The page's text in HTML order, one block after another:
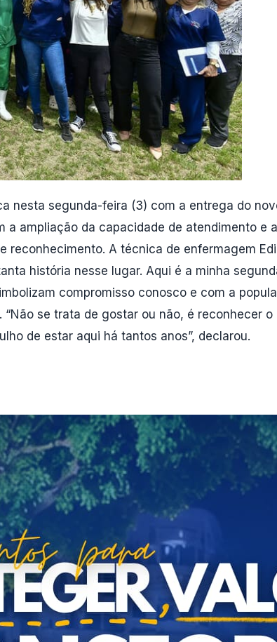
nesta segunda-feira (3) com a entrega do
ampliação da capacidade de atendimento e
reconhecimento. A técnica de enfermagem
história nesse lugar. Aqui é a minha
compromisso conosco e com a
se trata de gostar ou não, é reconhecer
de estar aqui há tantos anos”, declarou.